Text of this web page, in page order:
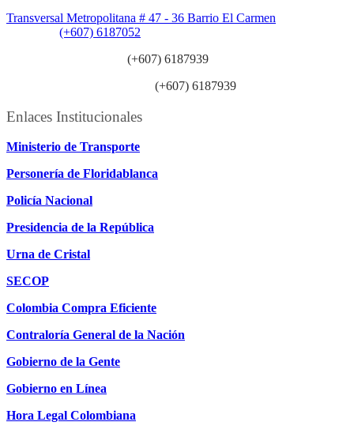
Transversal Metropolitana # 47 - 36 Barrio El Carmen
(+607) 6187052
(+607) 6187939
(+607) 6187939
Enlaces Institucionales
Ministerio de Transporte
Personería de Floridablanca
Policía Nacional
Presidencia de la República
Urna de Cristal
SECOP
Colombia Compra Eficiente
Contraloría General de la Nación
Gobierno de la Gente
Gobierno en Línea
Hora Legal Colombiana